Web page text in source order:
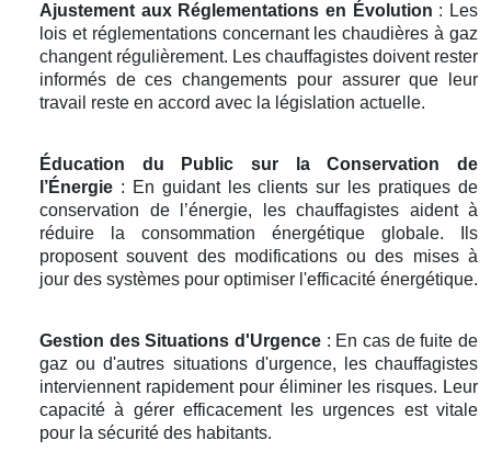
Ajustement aux Réglementations en Évolution : Les
lois et réglementations concernant les chaudières à gaz
changent régulièrement. Les chauffagistes doivent rester
informés de ces changements pour assurer que leur
travail reste en accord avec la législation actuelle.
Éducation du Public sur la Conservation de
l’Énergie : En guidant les clients sur les pratiques de
conservation de l’énergie, les chauffagistes aident à
réduire la consommation énergétique globale. Ils
proposent souvent des modifications ou des mises à
jour des systèmes pour optimiser l'efficacité énergétique.
Gestion des Situations d'Urgence : En cas de fuite de
gaz ou d'autres situations d'urgence, les chauffagistes
interviennent rapidement pour éliminer les risques. Leur
capacité à gérer efficacement les urgences est vitale
pour la sécurité des habitants.